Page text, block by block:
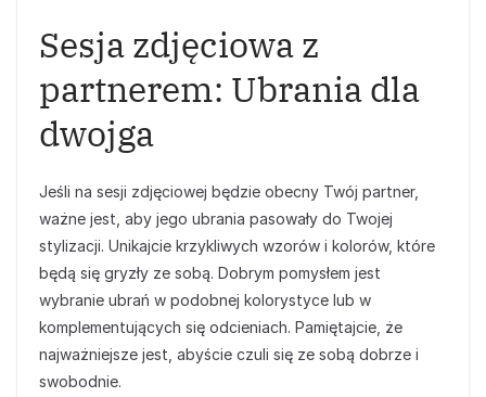
Sesja zdjęciowa z
partnerem: Ubrania dla
dwojga
Jeśli na sesji zdjęciowej będzie obecny Twój partner,
ważne jest, aby jego ubrania pasowały do Twojej
stylizacji. Unikajcie krzykliwych wzorów i kolorów, które
będą się gryzły ze sobą. Dobrym pomysłem jest
wybranie ubrań w podobnej kolorystyce lub w
komplementujących się odcieniach. Pamiętajcie, że
najważniejsze jest, abyście czuli się ze sobą dobrze i
swobodnie.